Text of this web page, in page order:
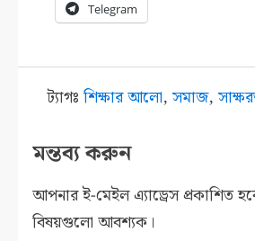
Telegram
ট্যাগঃ শিক্ষার আলো,সমাজ,
মন্তব্য করুন
আপনার ই-মেইল এ্যাড্রেস প্রকাশিত
বিষয়গুলো আবশ্যক।